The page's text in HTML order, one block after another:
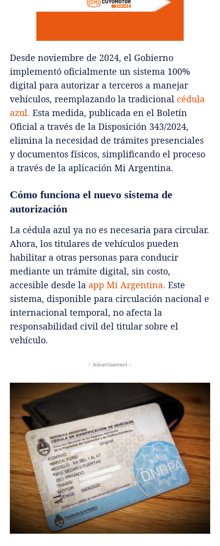
Desde noviembre de 2024, el Gobierno
implementó oficialmente un sistema 100%
digital para autorizar a terceros a manejar
vehículos, reemplazando la tradicional cédula
azul. Esta medida, publicada en el Boletín
Oficial a través de la Disposición 343/2024,
elimina la necesidad de trámites presenciales
y documentos físicos, simplificando el proceso
a través de la aplicación Mi Argentina.
Cómo funciona el nuevo sistema de
autorización
La cédula azul ya no es necesaria para circular.
Ahora, los titulares de vehículos pueden
habilitar a otras personas para conducir
mediante un trámite digital, sin costo,
accesible desde la app Mi Argentina. Este
sistema, disponible para circulación nacional e
internacional temporal, no afecta la
responsabilidad civil del titular sobre el
vehículo.
- Advertisement -